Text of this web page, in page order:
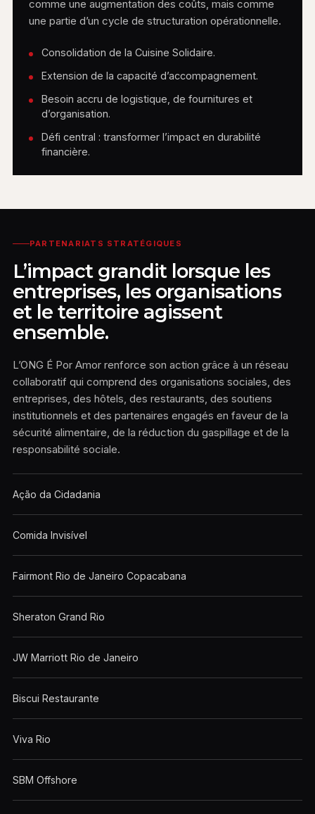
comme une augmentation des coûts, mais comme
une partie d’un cycle de structuration opérationnelle.
Consolidation de la Cuisine Solidaire.
Extension de la capacité d’accompagnement.
Besoin accru de logistique, de fournitures et
d’organisation.
Défi central : transformer l’impact en durabilité
financière.
PARTENARIATS STRATÉGIQUES
L’impact grandit lorsque les
entreprises, les organisations
et le territoire agissent
ensemble.
L’ONG É Por Amor renforce son action grâce à un réseau
collaboratif qui comprend des organisations sociales, des
entreprises, des hôtels, des restaurants, des soutiens
institutionnels et des partenaires engagés en faveur de la
sécurité alimentaire, de la réduction du gaspillage et de la
responsabilité sociale.
Ação da Cidadania
Comida Invisível
Fairmont Rio de Janeiro Copacabana
Sheraton Grand Rio
JW Marriott Rio de Janeiro
Biscui Restaurante
Viva Rio
SBM Offshore